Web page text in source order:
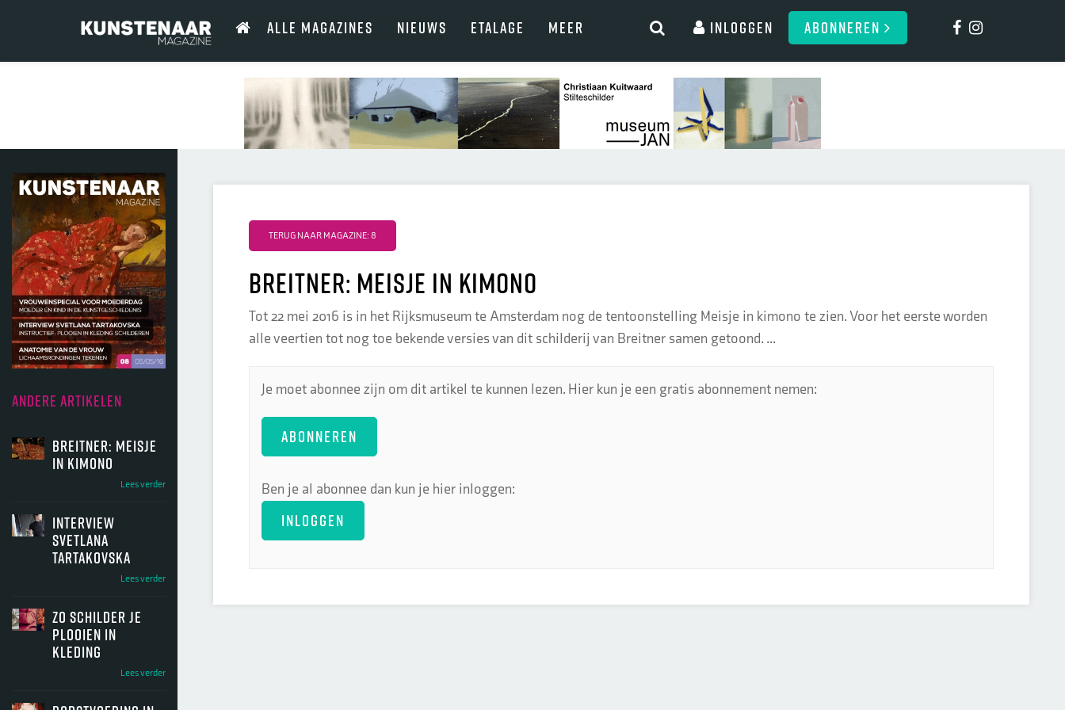
ALLE MAGAZINES NIEUWS ETALAGE MEER Inloggen ABONNEREN
ANDERE ARTIKELEN
Breitner: meisje
in kimono
Lees verder
Interview
Svetlana
Tartakovska
Lees verder
Zo schilder je
plooien in
kleding
Lees verder
TERUG NAAR MAGAZINE: 8
Breitner: meisje in kimono
Tot 22 mei 2016 is in het Rijksmuseum te Amsterdam nog de tentoonstelling Meisje in kimono te zien. Voor het eerste worden
alle veertien tot nog toe bekende versies van dit schilderij van Breitner samen getoond. ...
Je moet abonnee zijn om dit artikel te kunnen lezen. Hier kun je een gratis abonnement nemen:
ABONNEREN
Ben je al abonnee dan kun je hier inloggen:
INLOGGEN